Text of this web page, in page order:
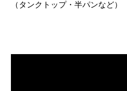
（タンクトップ・半パンなど）